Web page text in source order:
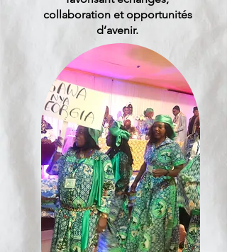
collaboration et opportunités
d’avenir.